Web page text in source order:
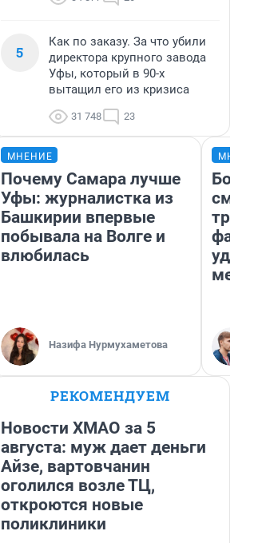
5
Как по заказу. За что убили
директора крупного завода
Уфы, который в 90-х
вытащил его из кризиса
31 748 23
МНЕНИЕ
Почему Самара лучше
Уфы: журналистка из
Башкирии впервые
побывала на Волге и
влюбилась
Назифа Нурмухаметова
месте
РЕКОМЕНДУЕМ
Новости ХМАО за 5
августа: муж дает деньги
Айзе, вартовчанин
оголился возле ТЦ,
откроются новые
поликлиники